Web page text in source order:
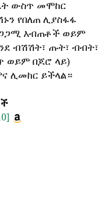
ውስጥ መሞከር
የበለጠ ሊያስፋፋ
እብጠቶች ወይም
ብሽሽት፣ ጡት፣ ብብት፣
ወይም በጆሮ ላይ)
ሊመከር ይችላል።